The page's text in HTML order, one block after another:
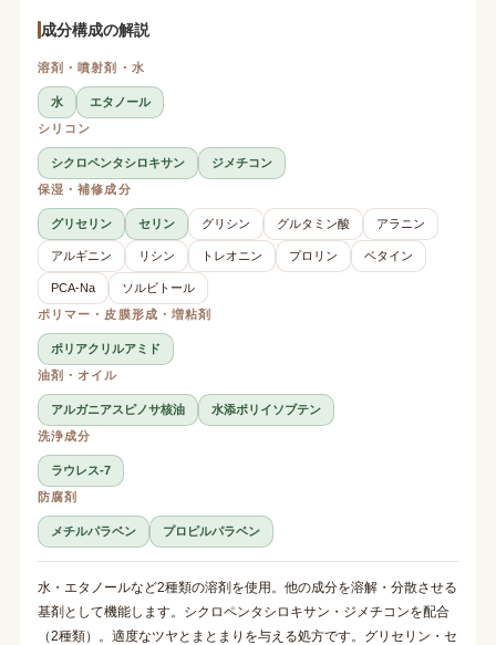
成分構成の解説
溶剤・噴射剤・水
水
エタノール
シリコン
シクロペンタシロキサン
ジメチコン
保湿・補修成分
グリセリン セリン グリシン グルタミン酸 アラニン
アルギニン リシン トレオニン プロリン ベタイン
PCA-Na
ソルビトール
ポリマー・皮膜形成・増粘剤
ポリアクリルアミド
油剤・オイル
アルガニアスピノサ核油
水添ポリイソブテン
洗浄成分
ラウレス-7
防腐剤
メチルパラベン プロピルパラベン
水・エタノールなど2種類の溶剤を使用。他の成分を溶解・分散させる
基剤として機能します。シクロペンタシロキサン・ジメチコンを配合
（2種類）。適度なツヤとまとまりを与える処方です。グリセリン・セ